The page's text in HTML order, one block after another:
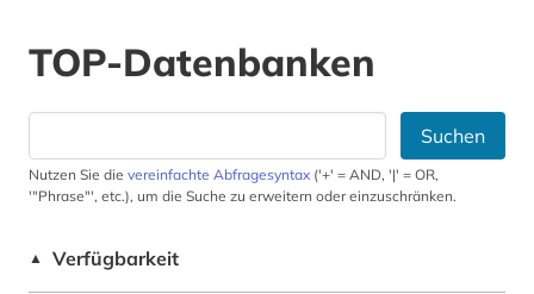
TOP-Datenbanken
Suchen
Nutzen Sie die vereinfachte Abfragesyntax ('+' = AND, '|' = OR,
'"Phrase"', etc.), um die Suche zu erweitern oder einzuschränken.
▲ Verfügbarkeit